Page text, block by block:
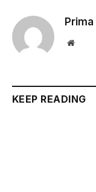
Prima
Website
KEEP READING